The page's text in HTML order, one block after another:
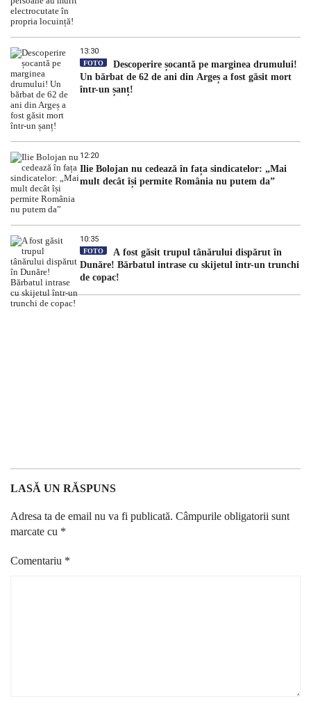
13:30
FOTO
Descoperire șocantă pe marginea drumului!
Un bărbat de 62 de ani din Argeș a fost găsit mort
într-un șanț!
12:20
Ilie Bolojan nu cedează în fața sindicatelor: „Mai
mult decât își permite România nu putem da”
10:35
FOTO
A fost găsit trupul tânărului dispărut în
Dunăre! Bărbatul intrase cu skijetul într-un trunchi
de copac!
LASĂ UN RĂSPUNS
Adresa ta de email nu va fi publicată. Câmpurile obligatorii sunt
marcate cu *
Comentariu *